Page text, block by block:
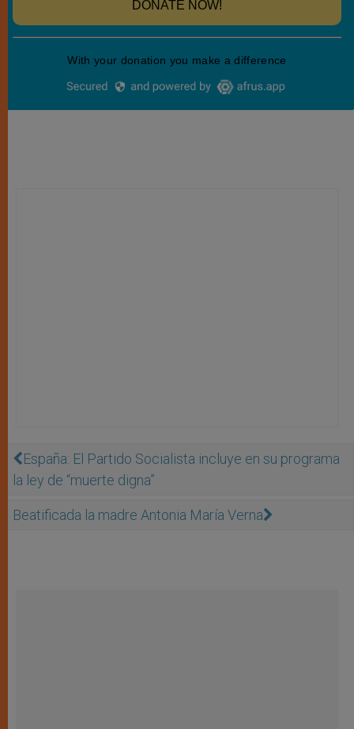
España: El Partido Socialista incluye en su programa
la ley de “muerte digna”
Beatificada la madre Antonia María Verna